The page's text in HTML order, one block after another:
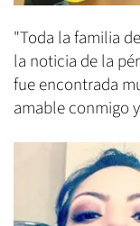
"Toda la familia
la noticia de la
fue encontrada
amable conmigo